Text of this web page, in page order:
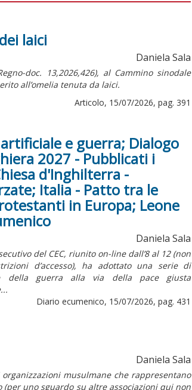
laici
Daniela Sala
doc.
13,2026,426), al Cammino sinodale
all’omelia tenuta da laici.
Articolo, 15/07/2026, pag. 391
artificiale e guerra; Dialogo
2027 - Pubblicati i
d'Inghilterra -
Italia - Patto tra le
in Europa; Leone
Daniela Sala
del CEC, riunito on-line dall’8 al 12 (non
d’accesso), ha adottato una serie di
della guerra alla via della pace giusta
Diario ecumenico, 15/07/2026, pag. 431
Daniela Sala
musulmane che rappresentano
uno sguardo su altre associazioni qui non